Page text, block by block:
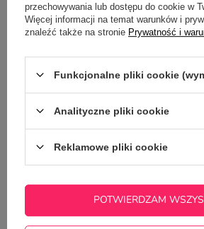
Zestaw prezentowy kubek 330 ml z notesem i
długopisem - Trzeba mieć wielkie serce, by
przechowywania lub dostępu do cookie w
Więcej informacji na temat warunków i
znaleźć także na stronie Prywatność i
Funkcjonalne pliki cookie
Analityczne pliki cookie
Reklamowe pliki cookie
POTWIERDZAM